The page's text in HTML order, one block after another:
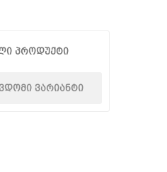
პროდუქტი
ვარიანტი